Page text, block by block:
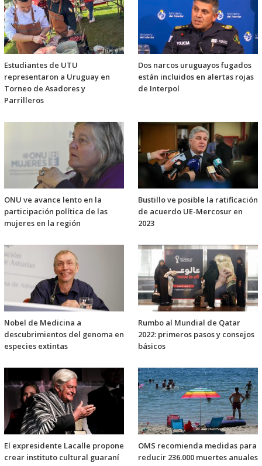
Estudiantes de UTU
representaron a Uruguay en
Torneo de Asadores y
Parrilleros
Dos narcos uruguayos fugados
están incluidos en alertas rojas
de Interpol
ONU ve avance lento en la
participación política de las
mujeres en la región
Bustillo ve posible la ratificación
de acuerdo UE-Mercosur en
2023
Nobel de Medicina a
descubrimientos del genoma en
especies extintas
Rumbo al Mundial de Qatar
2022: primeros pasos y consejos
básicos
El expresidente Lacalle propone
crear instituto cultural guaraní
OMS recomienda medidas para
reducir 236.000 muertes anuales